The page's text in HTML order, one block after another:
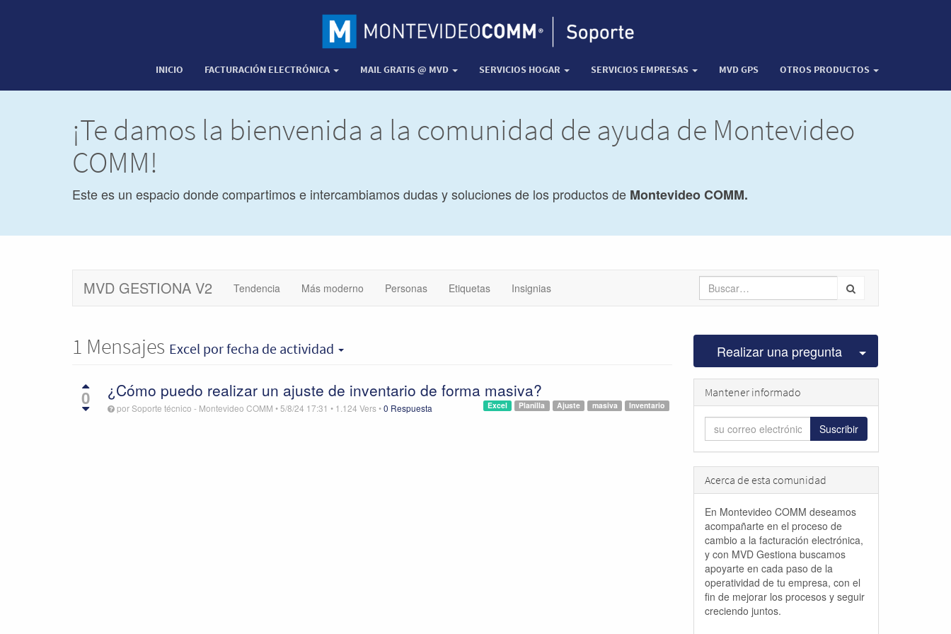
INICIO FACTURACIÓN ELECTRÓNICA MAIL GRATIS @ MVD SERVICIOS HOGAR SERVICIOS EMPRESAS MVD GPS OTROS PRODUCTOS
¡Te damos la bienvenida a la comunidad de ayuda de Montevideo
COMM!
Este es un espacio donde compartimos e intercambiamos dudas y soluciones de los productos de Montevideo COMM.
MVD GESTIONA V2 Tendencia Más moderno Personas Etiquetas Insignias
1 Mensajes Excel por fecha de actividad
0 ¿Cómo puedo realizar un ajuste de inventario de forma masiva?
Inventario
masiva
Ajuste
Planilla
Excel
porSoporte técnico - Montevideo COMM • 5/8/24 17:31 • 1.124 Vers•0 Respuesta
Realizar una pregunta Seleccionar
Mantener informado
Suscribir
Acerca de esta comunidad
En Montevideo COMM deseamos
acompañarte en el proceso de
cambio a la facturación electrónica,
y con MVD Gestiona buscamos
apoyarte en cada paso de la
operatividad de tu empresa, con el
fin de mejorar los procesos y seguir
creciendo juntos.